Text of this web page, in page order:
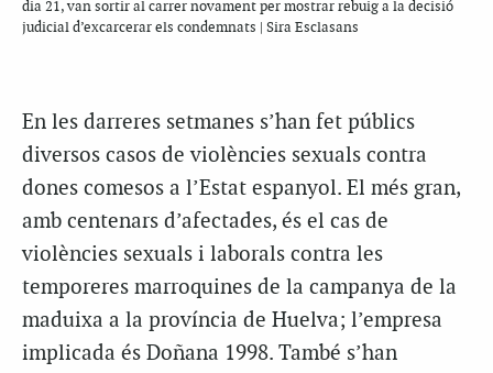
dia 21, van sortir al carrer novament per mostrar rebuig a la decisió
judicial d’excarcerar els condemnats | Sira Esclasans
En les darreres setmanes s’han fet públics
diversos casos de violències sexuals contra
dones comesos a l’Estat espanyol. El més gran,
amb centenars d’afectades, és el cas de
violències sexuals i laborals contra les
temporeres marroquines de la campanya de la
maduixa a la província de Huelva; l’empresa
implicada és Doñana 1998. També s’han